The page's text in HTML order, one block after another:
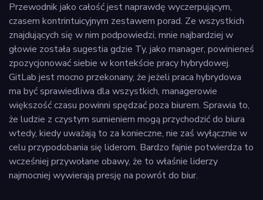
Przewodnik jako całość jest naprawdę wyczerpującym,
czasem kontrintuicyjnym zestawem porad. Ze wszystkich
znajdujących się w nim podpowiedzi, mnie najbardziej w
głowie została sugestia gdzie Ty, jako manager, powinieneś
zpozycjonować siebie w kontekście pracy hybrydowej.
GitLab jest mocno przekonany, że jeżeli praca hybrydowa
ma być sprawiedliwa dla wszystkich, managerowie
większość czasu powinni spędzać poza biurem. Sprawia to,
że ludzie z czystym sumieniem mogą przychodzić do biura
wtedy, kiedy uważają to za konieczne, nie zaś wyłącznie w
celu przypodobania się liderom. Bardzo fajnie potwierdza to
wcześniej przywołane obawy, że to właśnie liderzy
najmocniej wywierają presję na powrót do biur.